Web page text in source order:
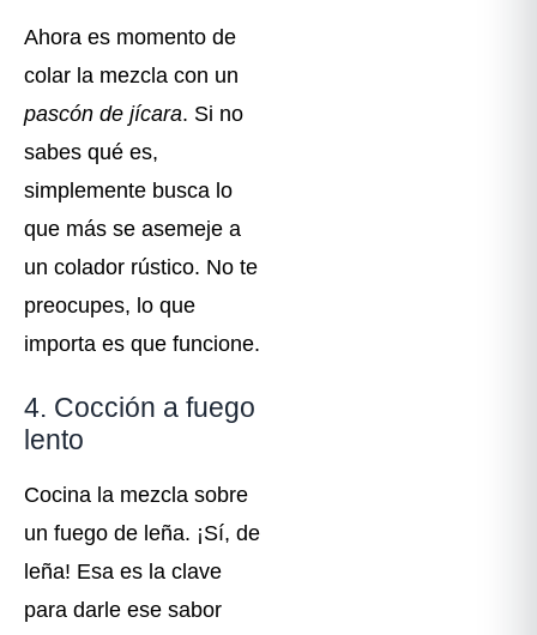
Ahora es momento de
colar la mezcla con un
pascón de jícara. Si no
sabes qué es,
simplemente busca lo
que más se asemeje a
un colador rústico. No te
preocupes, lo que
importa es que funcione.
4. Cocción a fuego
lento
Cocina la mezcla sobre
un fuego de leña. ¡Sí, de
leña! Esa es la clave
para darle ese sabor